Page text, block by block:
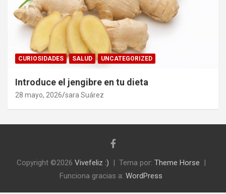
CURIOSIDADES SALUD UNCATEGORIZED
Introduce el jengibre en tu dieta
28 mayo, 2026 sara Suárez
Copyright ©2026 Vivefeliz :) Tema por: Theme Horse
Funciona gracias a: WordPress